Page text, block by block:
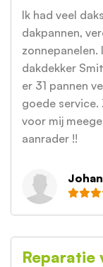
Ik had veel
dakpannen,
zonnepanelen.
dakdekker
er 31 pannen
goede
voor mij
aanrader !!
Reparatie